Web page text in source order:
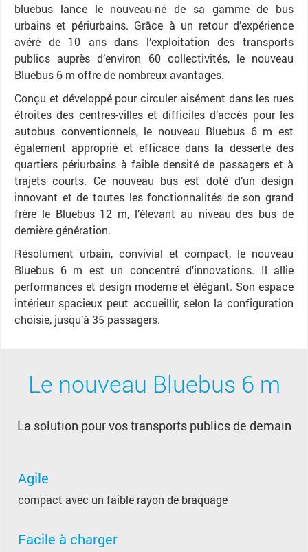
bluebus lance le nouveau-né de sa gamme de bus
urbains et périurbains. Grâce à un retour d’expérience
avéré de 10 ans dans l’exploitation des transports
publics auprès d’environ 60 collectivités, le nouveau
Bluebus 6 m offre de nombreux avantages.
Conçu et développé pour circuler aisément dans les rues
étroites des centres-villes et difficiles d’accès pour les
autobus conventionnels, le nouveau Bluebus 6 m est
également approprié et efficace dans la desserte des
quartiers périurbains à faible densité de passagers et à
trajets courts. Ce nouveau bus est doté d’un design
innovant et de toutes les fonctionnalités de son grand
frère le Bluebus 12 m, l’élevant au niveau des bus de
dernière génération.
Résolument urbain, convivial et compact, le nouveau
Bluebus 6 m est un concentré d’innovations. Il allie
performances et design moderne et élégant. Son espace
intérieur spacieux peut accueillir, selon la configuration
choisie, jusqu’à 35 passagers.
Le nouveau Bluebus 6 m
​La solution pour vos transports publics de demain
Agile
compact avec un faible rayon de braquage
Facile à charger